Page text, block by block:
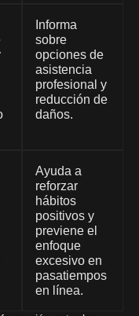
Informa
sobre
opciones de
asistencia
profesional y
reducción de
daños.
Ayuda a
reforzar
hábitos
positivos y
previene el
enfoque
excesivo en
pasatiempos
en línea.